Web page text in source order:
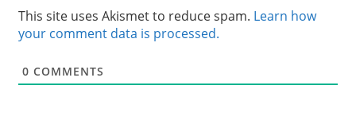
This site uses Akismet to reduce spam. Learn how
your comment data is processed.
0 COMMENTS